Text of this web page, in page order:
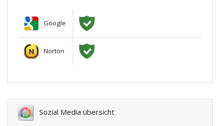
Google
Norton
Sozial Media übersicht